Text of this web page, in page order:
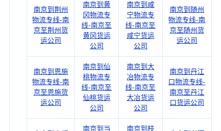
南京到荆州
物流专线-南
京至荆州货
运公司
南京到黄
冈物流专
线-南京至
黄冈货运
公司
南京到咸
宁物流专
线-南京至
咸宁货运
公司
南京到随州
物流专线-南
京至随州货
运公司
南京到恩施
物流专线-南
京至恩施货
运公司
南京到仙
桃物流专
线-南京至
仙桃货运
公司
南京到大
冶物流专
线-南京至
大冶货运
公司
南京到丹江
口物流专线-
南京至丹江
口货运公司
南京到当
南京到枝